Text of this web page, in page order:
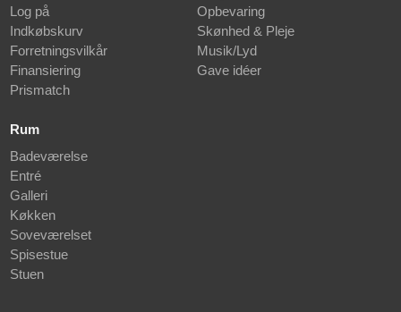
Log på
Indkøbskurv
Forretningsvilkår
Finansiering
Prismatch
Opbevaring
Skønhed & Pleje
Musik/Lyd
Gave idéer
Rum
Badeværelse
Entré
Galleri
Køkken
Soveværelset
Spisestue
Stuen